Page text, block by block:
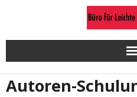
content
Autoren-